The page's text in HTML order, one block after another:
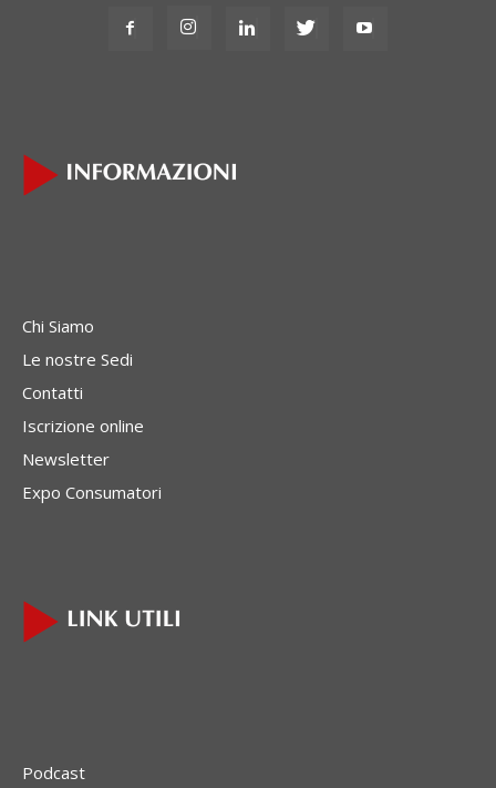
Chi Siamo
Le nostre Sedi
Contatti
Iscrizione online
Newsletter
Expo Consumatori
Podcast